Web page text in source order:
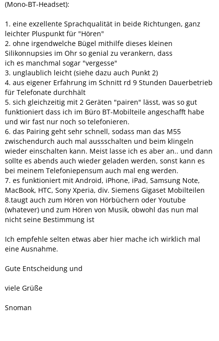
(Mono-BT-Headset):
1. eine exzellente Sprachqualität in beide Richtungen, ganz
leichter Pluspunkt für "Hören"
2. ohne irgendwelche Bügel mithilfe dieses kleinen
Silikonnupsies im Ohr so genial zu verankern, dass
ich es manchmal sogar "vergesse"
3. unglaublich leicht (siehe dazu auch Punkt 2)
4. aus eigener Erfahrung im Schnitt rd 9 Stunden Dauerbetrieb
für Telefonate durchhält
5. sich gleichzeitig mit 2 Geräten "pairen" lässt, was so gut
funktioniert dass ich im Büro BT-Mobilteile angeschafft habe
und wir fast nur noch so telefonieren.
6. das Pairing geht sehr schnell, sodass man das M55
zwischendurch auch mal aussschalten und beim klingeln
wieder einschalten kann. Meist lasse ich es aber an.. und dann
sollte es abends auch wieder geladen werden, sonst kann es
bei meinem Telefoniepensum auch mal eng werden.
7. es funktioniert mit Android, iPhone, iPad, Samsung Note,
MacBook, HTC, Sony Xperia, div. Siemens Gigaset Mobilteilen
8.taugt auch zum Hören von Hörbüchern oder Youtube
(whatever) und zum Hören von Musik, obwohl das nun mal
nicht seine Bestimmung ist
Ich empfehle selten etwas aber hier mache ich wirklich mal
eine Ausnahme.
Gute Entscheidung und
viele Grüße
Snoman